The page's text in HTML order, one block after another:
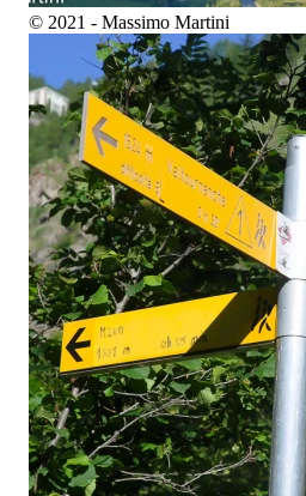
© 2021 - Massimo Martini